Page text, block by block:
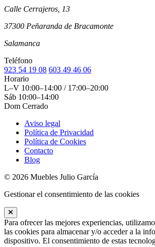
Calle Cerrajeros, 13
37300 Peñaranda de Bracamonte
Salamanca
Teléfono
923 54 19 08 603 49 46 06
Horario
L–V 10:00–14:00 / 17:00–20:00
Sáb 10:00–14:00
Dom Cerrado
Aviso legal
Política de Privacidad
Política de Cookies
Contacto
Blog
© 2026 Muebles Julio García
Gestionar el consentimiento de las cookies
Para ofrecer las mejores experiencias,
las cookies para almacenar y/o acceder a la
dispositivo. El consentimiento de estas